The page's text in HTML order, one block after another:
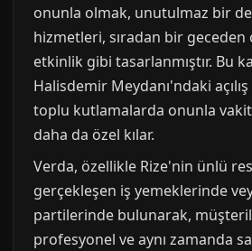
onunla olmak, unutulmaz bir
hizmetleri, sıradan bir
etkinlik gibi tasarlanmıştır. Bu
Halisdemir Meydanı'ndaki
toplu kutlamalarda onunla
daha da özel kılar.
Verda, özellikle Rize'nin ünlü
gerçekleşen iş yemeklerinde
partilerinde bulunarak,
profesyonel ve aynı zamanda